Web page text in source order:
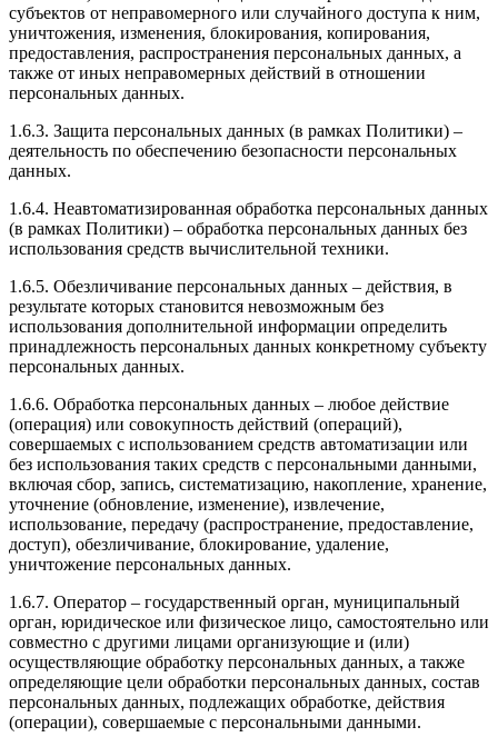
субъектов от неправомерного или случайного доступа к ним,
уничтожения, изменения, блокирования, копирования,
предоставления, распространения персональных данных, а
также от иных неправомерных действий в отношении
персональных данных.
1.6.3. Защита персональных данных (в рамках Политики) –
деятельность по обеспечению безопасности персональных
данных.
1.6.4. Неавтоматизированная обработка персональных данных
(в рамках Политики) – обработка персональных данных без
использования средств вычислительной техники.
1.6.5. Обезличивание персональных данных – действия, в
результате которых становится невозможным без
использования дополнительной информации определить
принадлежность персональных данных конкретному субъекту
персональных данных.
1.6.6. Обработка персональных данных – любое действие
(операция) или совокупность действий (операций),
совершаемых с использованием средств автоматизации или
без использования таких средств с персональными данными,
включая сбор, запись, систематизацию, накопление, хранение,
уточнение (обновление, изменение), извлечение,
использование, передачу (распространение, предоставление,
доступ), обезличивание, блокирование, удаление,
уничтожение персональных данных.
1.6.7. Оператор – государственный орган, муниципальный
орган, юридическое или физическое лицо, самостоятельно или
совместно с другими лицами организующие и (или)
осуществляющие обработку персональных данных, а также
определяющие цели обработки персональных данных, состав
персональных данных, подлежащих обработке, действия
(операции), совершаемые с персональными данными.